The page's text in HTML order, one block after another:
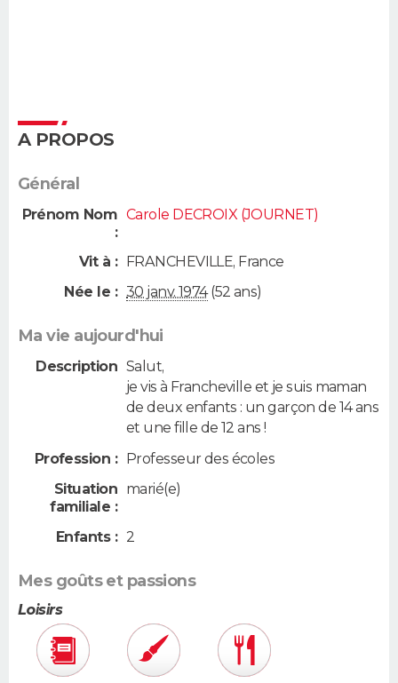
A PROPOS
Général
Prénom Nom
:
Carole DECROIX (JOURNET)
Vit à : FRANCHEVILLE, France
Née le : 30 janv. 1974(52 ans)
Ma vie aujourd'hui
Description Salut,
je vis à Francheville et je suis maman
de deux enfants : un garçon de 14 ans
et une fille de 12 ans !
Profession : Professeur des écoles
Situation
familiale :
marié(e)
Enfants : 2
Mes goûts et passions
Loisirs